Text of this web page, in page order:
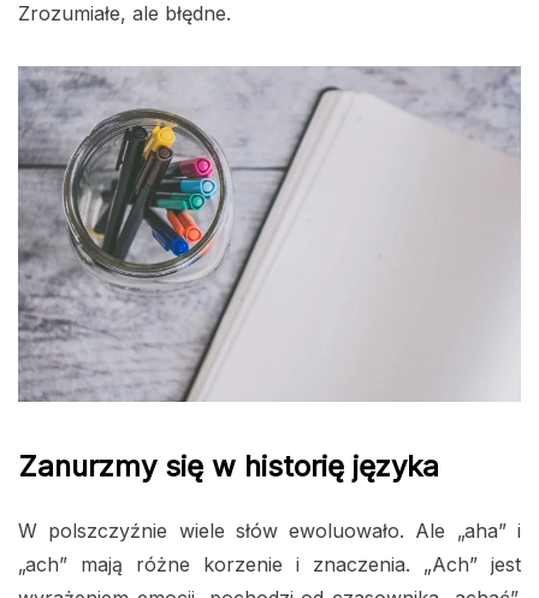
Zrozumiałe, ale błędne.
Zanurzmy się w historię języka
W polszczyźnie wiele słów ewoluowało. Ale „aha” i
„ach” mają różne korzenie i znaczenia. „Ach” jest